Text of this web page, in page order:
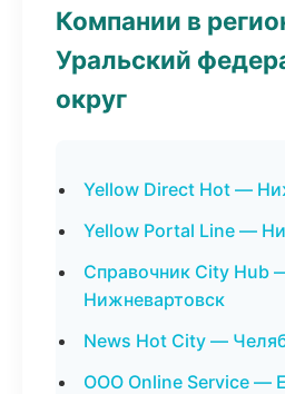
Компании в
Уральский
округ
Yellow Direct Hot —
Yellow Portal Line —
Справочник City Hub
Нижневартовск
News Hot City —
ООО Online Service —